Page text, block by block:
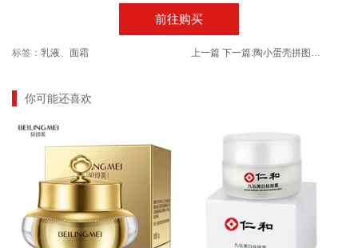
前往购买
标签： 乳液、 面霜 上一篇 下一篇: 陶小蛋壳拼图儿童益智进阶早教玩具
你可能还喜欢